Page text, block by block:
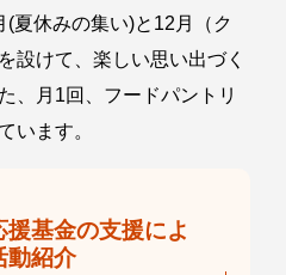
夏休みの集い)と12月（ク
設けて、楽しい思い出づく
、月1回、フードパントリ
います。
援基金の支援によ
動紹介